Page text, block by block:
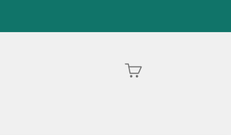
Panier